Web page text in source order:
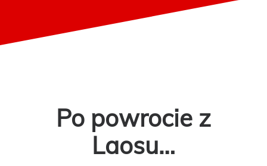
Po powrocie z
Laosu…